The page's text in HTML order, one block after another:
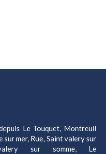
Le Touquet, Montreuil
sur mer, Rue, Saint valery sur
valery sur somme, Le